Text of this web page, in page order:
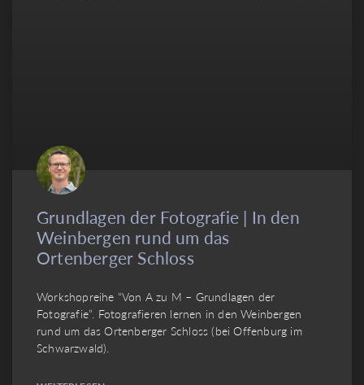
Grundlagen der Fotografie | In den
Weinbergen rund um das
Ortenberger Schloss
Workshopreihe “Von A zu M – Grundlagen der
Fotografie”. Fotografieren lernen in den Weinbergen
rund um das Ortenberger Schloss (bei Offenburg im
Schwarzwald).